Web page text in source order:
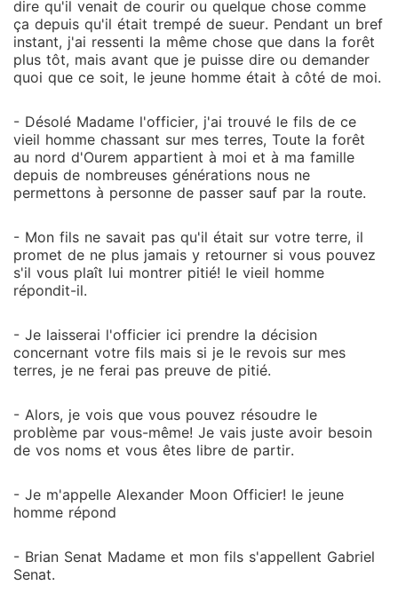
dire qu'il venait de courir ou quelque chose comme
ça depuis qu'il était trempé de sueur. Pendant un bref
instant, j'ai ressenti la même chose que dans la forêt
plus tôt, mais avant que je puisse dire ou demander
quoi que ce soit, le jeune homme était à côté de moi.
- Désolé Madame l'officier, j'ai trouvé le fils de ce
vieil homme chassant sur mes terres, Toute la forêt
au nord d'Ourem appartient à moi et à ma famille
depuis de nombreuses générations nous ne
permettons à personne de passer sauf par la route.
- Mon fils ne savait pas qu'il était sur votre terre, il
promet de ne plus jamais y retourner si vous pouvez
s'il vous plaît lui montrer pitié! le vieil homme
répondit-il.
- Je laisserai l'officier ici prendre la décision
concernant votre fils mais si je le revois sur mes
terres, je ne ferai pas preuve de pitié.
- Alors, je vois que vous pouvez résoudre le
problème par vous-même! Je vais juste avoir besoin
de vos noms et vous êtes libre de partir.
- Je m'appelle Alexander Moon Officier! le jeune
homme répond
- Brian Senat Madame et mon fils s'appellent Gabriel
Senat.